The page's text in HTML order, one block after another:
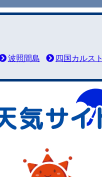
波照間島 四国カルスト